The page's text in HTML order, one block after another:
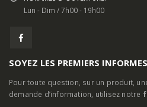
Lun - Dim / 7h00 - 19h00
SOYEZ LES PREMIERS INFORMES
Pour toute question, sur un produit,
demande d’information, utilisez notre